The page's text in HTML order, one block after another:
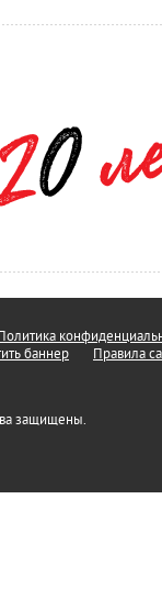
баннер Правила
защищены.